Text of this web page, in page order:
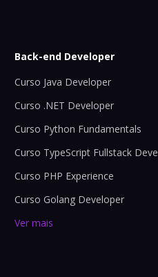
Back-end Developer
Curso Java Developer
Curso .NET Developer
Curso Python Fundamentals
Curso TypeScript Fullstack
Curso PHP Experience
Curso Golang Developer
Ver mais